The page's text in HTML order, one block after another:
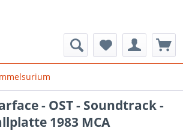
- OST - Soundtrack -
1983 MCA